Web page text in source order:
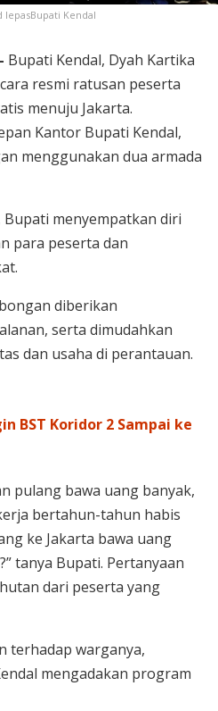
lepasBupati Kendal
Bupati Kendal, Dyah Kartika
resmi ratusan peserta
menuju Jakarta.
Kantor Bupati Kendal,
menggunakan dua armada
menyempatkan diri
para peserta dan
diberikan
serta dimudahkan
dan usaha di perantauan.
BST Koridor 2 Sampai ke
pulang bawa uang banyak,
bertahun-tahun habis
ke Jakarta bawa uang
tanya Bupati. Pertanyaan
dari peserta yang
terhadap warganya,
mengadakan program